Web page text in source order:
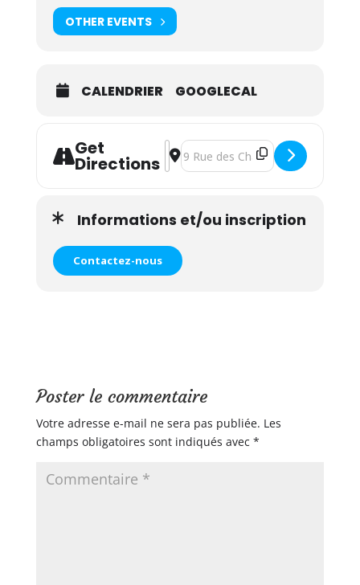
OTHER EVENTS
CALENDRIER GOOGLECAL
Get
Directions
Address - Atelier yoga parent/
Destination Address - Atelier
Informations et/ou inscription
Contactez-nous
Poster le commentaire
Votre adresse e-mail ne sera pas publiée. Les
champs obligatoires sont indiqués avec *